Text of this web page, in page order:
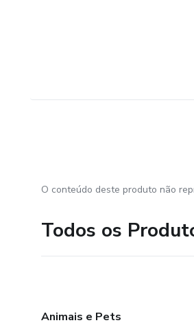
O conteúdo deste produto não
Todos os
Animais e Pets